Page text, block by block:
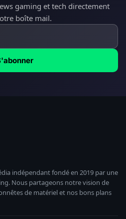
gaming et tech directement
boîte mail.
indépendant fondé en 2019 par une
Nous partageons notre vision de
de matériel et nos bons plans